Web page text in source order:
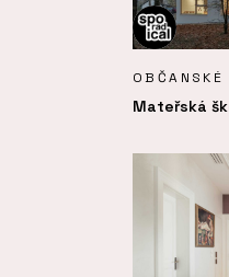
OBČANSKÉ
Mateřská